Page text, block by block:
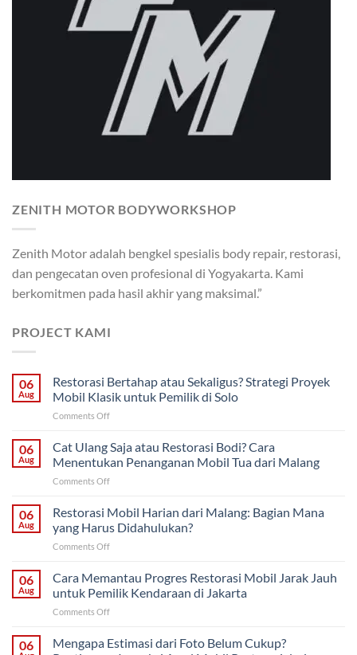
ZENITH MOTOR BODYWORKSHOP
Zenith Motor adalah bengkel spesialis body repair, restorasi,
dan pengecatan oven profesional di Yogyakarta. Kami
berkomitmen pada hasil akhir yang maksimal.”
PROJECT KAMI
06
Aug
Restorasi Bertahap atau Sekaligus? Strategi Proyek
Mobil Klasik untuk Pemilik di Solo
Comments Offon
Bertahap
atau
Sekaligus?
Strategi
Mobil
Klasik
Solo
06
Aug
Cat Ulang Saja atau Restorasi Bodi? Cara
Menentukan Penanganan Mobil Tua dari Malang
Comments Offon
Ulang
Saja
atau
Restorasi
Cara
Menentukan
dari
06
Aug
Restorasi Mobil Harian dari Malang: Bagian Mana
yang Harus Didahulukan?
Comments Offon
Mobil
Harian
dari
Malang:
Mana
06
Aug
Cara Memantau Progres Restorasi Mobil Jarak Jauh
untuk Pemilik Kendaraan di Jakarta
Comments Offon
Memantau
Progres
06
Mengapa Estimasi dari Foto Belum Cukup?